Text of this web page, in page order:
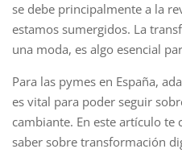
se debe principalmente a la
estamos sumergidos. La
una moda, es algo esencial
Para las pymes en España,
es vital para poder seguir
cambiante. En este artículo
saber sobre transformación